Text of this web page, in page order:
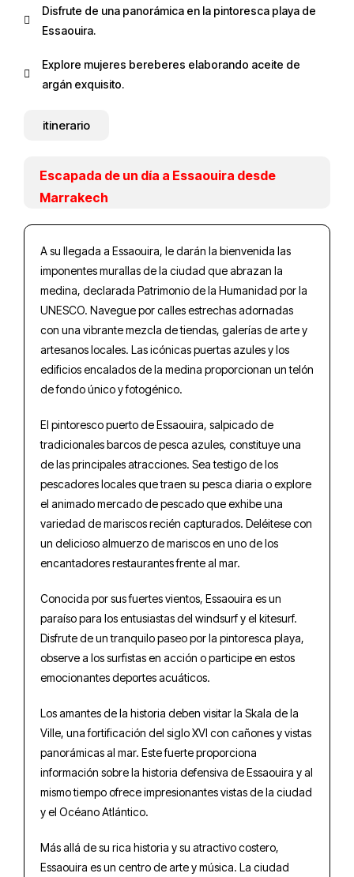
Disfrute de una panorámica en la pintoresca playa de
Essaouira.
Explore mujeres bereberes elaborando aceite de
argán exquisito.
itinerario
Escapada de un día a Essaouira desde
Marrakech
A su llegada a Essaouira, le darán la bienvenida las
imponentes murallas de la ciudad que abrazan la
medina, declarada Patrimonio de la Humanidad por la
UNESCO. Navegue por calles estrechas adornadas
con una vibrante mezcla de tiendas, galerías de arte y
artesanos locales. Las icónicas puertas azules y los
edificios encalados de la medina proporcionan un telón
de fondo único y fotogénico.
El pintoresco puerto de Essaouira, salpicado de
tradicionales barcos de pesca azules, constituye una
de las principales atracciones. Sea testigo de los
pescadores locales que traen su pesca diaria o explore
el animado mercado de pescado que exhibe una
variedad de mariscos recién capturados. Deléitese con
un delicioso almuerzo de mariscos en uno de los
encantadores restaurantes frente al mar.
Conocida por sus fuertes vientos, Essaouira es un
paraíso para los entusiastas del windsurf y el kitesurf.
Disfrute de un tranquilo paseo por la pintoresca playa,
observe a los surfistas en acción o participe en estos
emocionantes deportes acuáticos.
Los amantes de la historia deben visitar la Skala de la
Ville, una fortificación del siglo XVI con cañones y vistas
panorámicas al mar. Este fuerte proporciona
información sobre la historia defensiva de Essaouira y al
mismo tiempo ofrece impresionantes vistas de la ciudad
y el Océano Atlántico.
Más allá de su rica historia y su atractivo costero,
Essaouira es un centro de arte y música. La ciudad